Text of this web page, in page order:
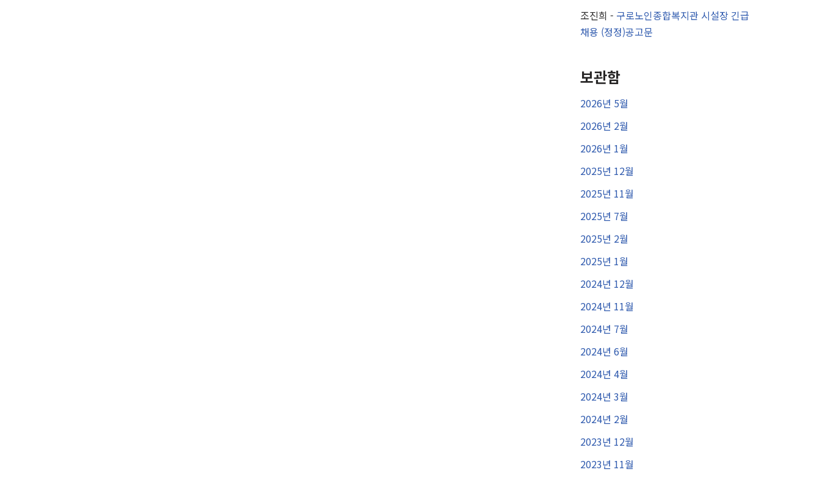
조진희 - 구로노인종합복지관 시설장 긴급
채용 (정정)공고문
보관함
2026년 5월
2026년 2월
2026년 1월
2025년 12월
2025년 11월
2025년 7월
2025년 2월
2025년 1월
2024년 12월
2024년 11월
2024년 7월
2024년 6월
2024년 4월
2024년 3월
2024년 2월
2023년 12월
2023년 11월